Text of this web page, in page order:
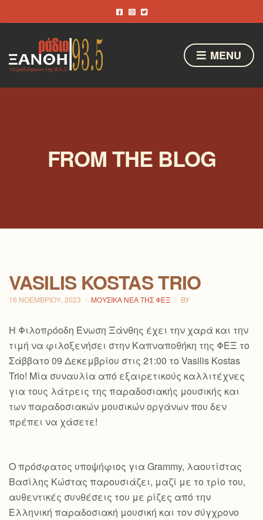
MENU
FROM THE BLOG
VASILIS KOSTAS TRIO
16 ΝΟΕΜΒΡΊΟΥ, 2023 ΜΟΥΣΙΚΆ ΝΈΑ ΤΗΣ ΦΕΞ BY
H Φιλοπρόοδη Ένωση Ξάνθης έχει την χαρά και την
τιμή να φιλοξενήσει στην Καπναποθήκη της ΦΕΞ το
Σάββατο 09 Δεκεμβρίου στις 21:00 το Vasilis Kostas
Trio! Μία συναυλία από εξαιρετικούς καλλιτέχνες
για τους λάτρεις της παραδοσιακής μουσικής και
των παραδοσιακών μουσικών οργάνων που δεν
πρέπει να χάσετε!
Ο πρόσφατος υποψήφιος για Grammy, λαουτίστας
Βασίλης Κώστας παρουσιάζει, μαζί με το τρίο του,
αυθεντικές συνθέσεις του με ρίζες από την
Ελληνική παραδοσιακή μουσική και τον σύγχρονο